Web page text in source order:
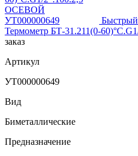
Термометр БТ-31.211(0-
заказ
Артикул
УТ000000649
Вид
Биметаллические
Предназначение